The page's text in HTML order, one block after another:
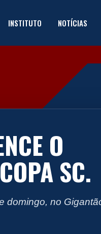
INSTITUTO NOTÍCIAS
O
SC.
domingo, no